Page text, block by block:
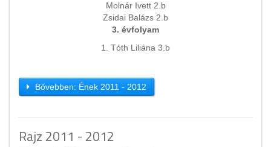
Molnár Ivett 2.b
Zsidai Balázs 2.b
3. évfolyam
1. Tóth Liliána 3.b
Bővebben: Ének 2011 - 2012
Rajz 2011 - 2012